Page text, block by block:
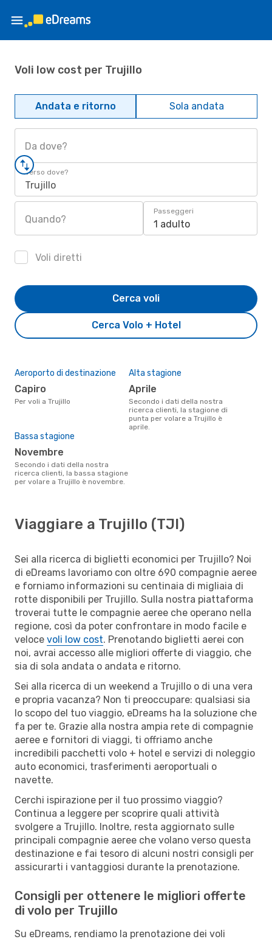
Voli low cost per Trujillo
Andata e ritorno Sola andata
Da dove?
Verso dove?
Trujillo
Quando?
Passeggeri
1 adulto
Voli diretti
Cerca Volo + Hotel
Cerca voli
Aeroporto di destinazione
Capiro
Per voli a Trujillo
Alta stagione
aprile
Secondo i dati della nostra
ricerca clienti, la stagione di
punta per volare a Trujillo è
aprile.
Bassa stagione
novembre
Secondo i dati della nostra
ricerca clienti, la bassa stagione
per volare a Trujillo è novembre.
Viaggiare a Trujillo (TJI)
Sei alla ricerca di biglietti economici per Trujillo? Noi
di eDreams lavoriamo con oltre 690 compagnie aeree
e forniamo informazioni su centinaia di migliaia di
rotte disponibili per Trujillo. Sulla nostra piattaforma
troverai tutte le compagnie aeree che operano nella
regione, così da poter confrontare in modo facile e
veloce voli low cost. Prenotando biglietti aerei con
noi, avrai accesso alle migliori offerte di viaggio, che
sia di sola andata o andata e ritorno.
Sei alla ricerca di un weekend a Trujillo o di una vera
e propria vacanza? Non ti preoccupare: qualsiasi sia
lo scopo del tuo viaggio, eDreams ha la soluzione che
fa per te. Grazie alla nostra ampia rete di compagnie
aeree e fornitori di viaggi, ti offriamo anche
incredibili pacchetti volo + hotel e servizi di noleggio
auto economici, trasferimenti aeroportuali o
navette.
Cerchi ispirazione per il tuo prossimo viaggio?
Continua a leggere per scoprire quali attività
svolgere a Trujillo. Inoltre, resta aggiornato sulle
principali compagnie aeree che volano verso questa
destinazione e fai tesoro di alcuni nostri consigli per
assicurarti i vantaggiosi durante la prenotazione.
Consigli per ottenere le migliori offerte
di volo per Trujillo
Su eDreams, rendiamo la prenotazione dei voli